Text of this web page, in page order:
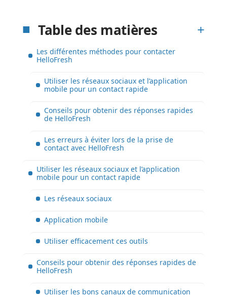
Table des matières
Les différentes méthodes pour contacter
HelloFresh
Utiliser les réseaux sociaux et l’application
mobile pour un contact rapide
Conseils pour obtenir des réponses rapides
de HelloFresh
Les erreurs à éviter lors de la prise de
contact avec HelloFresh
Utiliser les réseaux sociaux et l’application
mobile pour un contact rapide
Les réseaux sociaux
Application mobile
Utiliser efficacement ces outils
Conseils pour obtenir des réponses rapides de
HelloFresh
Utiliser les bons canaux de communication